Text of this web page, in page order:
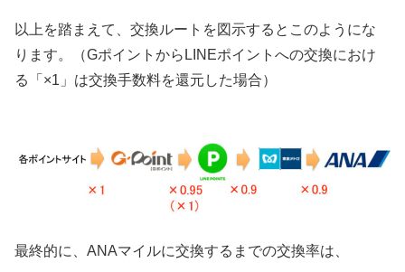
以上を踏まえて、交換ルートを図示するとこのようにな
ります。（GポイントからLINEポイントへの交換におけ
る「×1」は交換手数料を還元した場合）
最終的に、ANAマイルに交換するまでの交換率は、